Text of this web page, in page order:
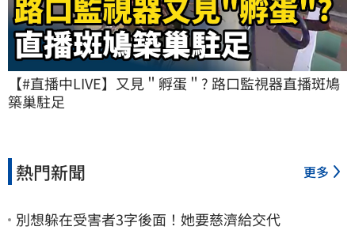
【#直播中LIVE】又見＂孵蛋＂? 路口監視器直播斑鳩
築巢駐足
熱門新聞 更多
別想躲在受害者3字後面！她要慈濟給交代